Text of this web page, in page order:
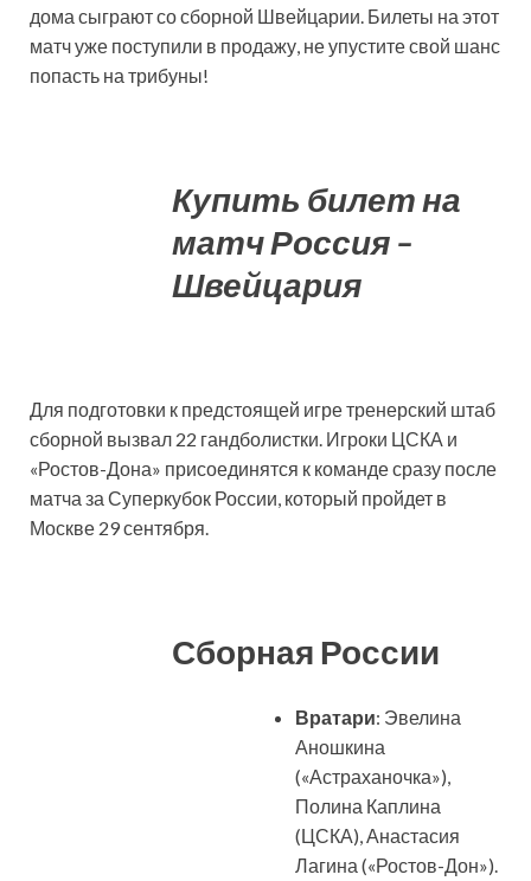
дома сыграют со сборной Швейцарии. Билеты на этот
матч уже поступили в продажу, не упустите свой шанс
попасть на трибуны!
Купить билет на
матч Россия –
Швейцария
Для подготовки к предстоящей игре тренерский штаб
сборной вызвал 22 гандболистки. Игроки ЦСКА и
«Ростов-Дона» присоединятся к команде сразу после
матча за Суперкубок России, который пройдет в
Москве 29 сентября.
Сборная России
Вратари: Эвелина
Аношкина
(«Астраханочка»),
Полина Каплина
(ЦСКА), Анастасия
Лагина («Ростов-Дон»).